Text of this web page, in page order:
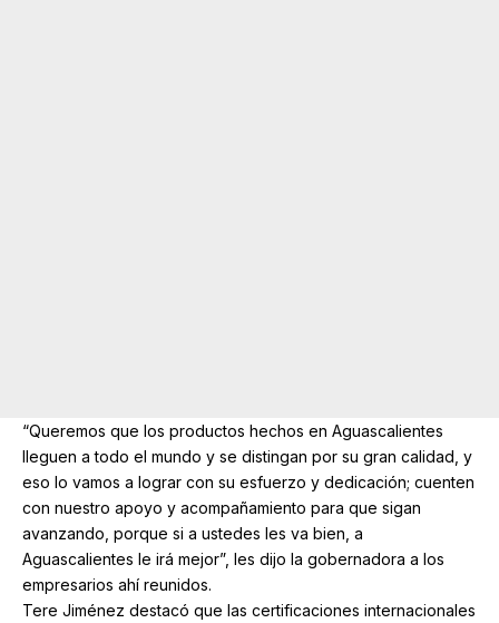
“Queremos que los productos hechos en Aguascalientes
lleguen a todo el mundo y se distingan por su gran calidad, y
eso lo vamos a lograr con su esfuerzo y dedicación; cuenten
con nuestro apoyo y acompañamiento para que sigan
avanzando, porque si a ustedes les va bien, a
Aguascalientes le irá mejor”, les dijo la gobernadora a los
empresarios ahí reunidos.
Tere Jiménez destacó que las certificaciones internacionales